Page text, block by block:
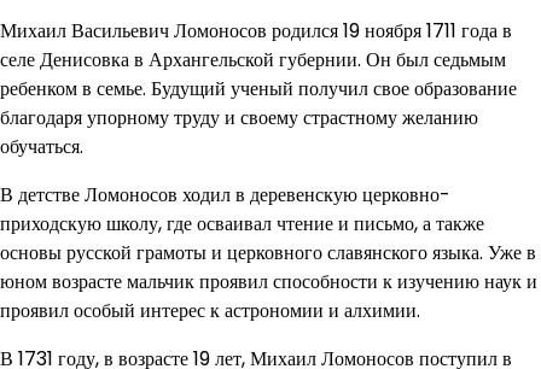
Михаил Васильевич Ломоносов родился 19 ноября 1711 года в
селе Денисовка в Архангельской губернии. Он был седьмым
ребенком в семье. Будущий ученый получил свое образование
благодаря упорному труду и своему страстному желанию
обучаться.
В детстве Ломоносов ходил в деревенскую церковно-
приходскую школу, где осваивал чтение и письмо, а также
основы русской грамоты и церковного славянского языка. Уже в
юном возрасте мальчик проявил способности к изучению наук и
проявил особый интерес к астрономии и алхимии.
В 1731 году, в возрасте 19 лет, Михаил Ломоносов поступил в